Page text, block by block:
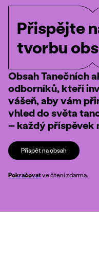
Přispějte
tvorbu
Obsah Tanečních
odborníků, kteří
vášeň, aby vám
vhled do světa
– každý příspěvek
Přispět na obsah
Pokračovatve čtení zdarma.